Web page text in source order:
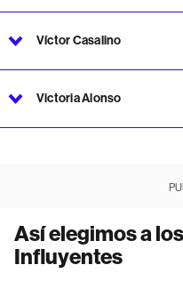
Víctor Casalino
Victoria Alonso
Así elegimos a
Influyentes